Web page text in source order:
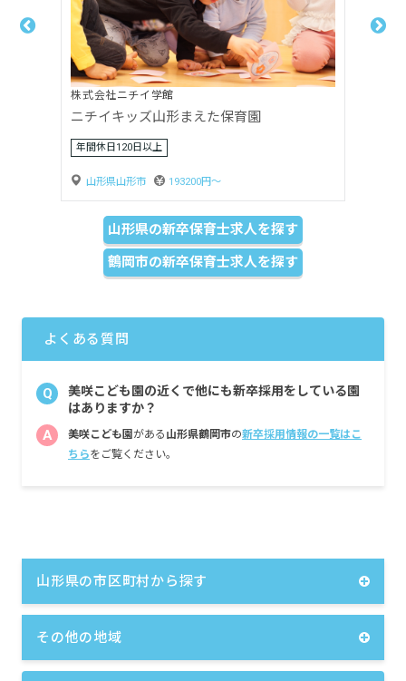
株式会社ニチイ学館
ニチイキッズ山形みっかまち保育園
年間休日120日以上
山形県山形市 193200円〜
山形県の新卒保育士求人を探す
鶴岡市の新卒保育士求人を探す
よくある質問
Q
美咲こども園の近くで他にも新卒採用をしている園
はありますか？
A 美咲こども園がある 山形県鶴岡市の新卒採用情報の一覧はこ
ちらをご覧ください。
山形県の市区町村から探す
その他の地域